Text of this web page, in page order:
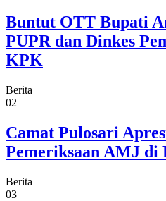
Buntut OTT Bupati
PUPR dan Dinkes
KPK
Berita
02
Camat Pulosari
Pemeriksaan AMJ di
Berita
03